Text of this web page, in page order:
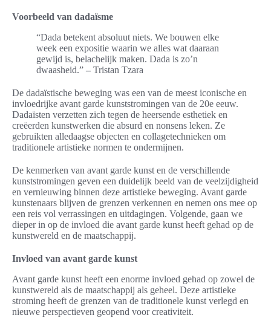
Voorbeeld van dadaïsme
“Dada betekent absoluut niets. We bouwen elke
week een expositie waarin we alles wat daaraan
gewijd is, belachelijk maken. Dada is zo’n
dwaasheid.” – Tristan Tzara
De dadaïstische beweging was een van de meest iconische en
invloedrijke avant garde kunststromingen van de 20e eeuw.
Dadaïsten verzetten zich tegen de heersende esthetiek en
creëerden kunstwerken die absurd en nonsens leken. Ze
gebruikten alledaagse objecten en collagetechnieken om
traditionele artistieke normen te ondermijnen.
De kenmerken van avant garde kunst en de verschillende
kunststromingen geven een duidelijk beeld van de veelzijdigheid
en vernieuwing binnen deze artistieke beweging. Avant garde
kunstenaars blijven de grenzen verkennen en nemen ons mee op
een reis vol verrassingen en uitdagingen. Volgende, gaan we
dieper in op de invloed die avant garde kunst heeft gehad op de
kunstwereld en de maatschappij.
Invloed van avant garde kunst
Avant garde kunst heeft een enorme invloed gehad op zowel de
kunstwereld als de maatschappij als geheel. Deze artistieke
stroming heeft de grenzen van de traditionele kunst verlegd en
nieuwe perspectieven geopend voor creativiteit.